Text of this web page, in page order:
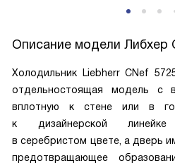
Описание модели Либхер
Холодильник Liebherr CNef
отдельностоящая модель с
вплотную к стене или в
к дизайнерской
в серебристом цвете, а дверь
предотвращающее